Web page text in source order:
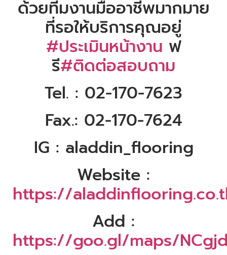
ด้วยทีมงานมืออาชีพมากมาย
ที่รอให้บริการคุณอยู่
#ประเมินหน้างาน ฟ
รี#ติดต่อสอบถาม
Tel. : 02-170-7623
Fax.: 02-170-7624
IG : aladdin_flooring
Website :
https://
Add :
https://goo.gl/maps/